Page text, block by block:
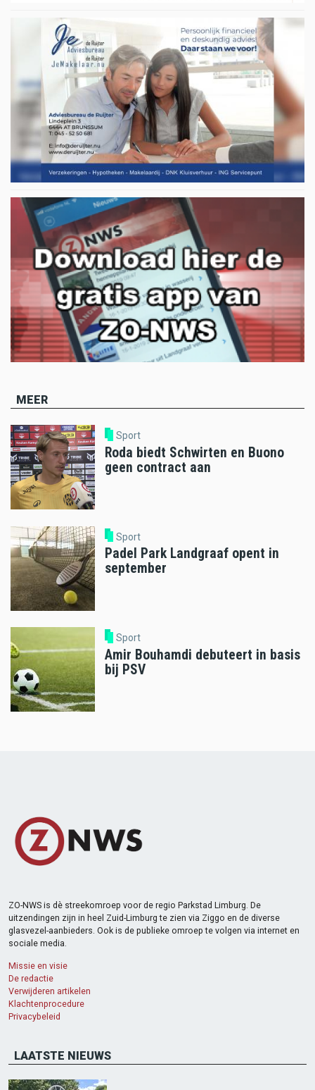
MEER
Sport
Roda biedt Schwirten en Buono
geen contract aan
Sport
Padel Park Landgraaf opent in
september
Sport
Amir Bouhamdi debuteert in basis
bij PSV
ZO-NWS is dè streekomroep voor de regio Parkstad Limburg. De
uitzendingen zijn in heel Zuid-Limburg te zien via Ziggo en de diverse
glasvezel-aanbieders. Ook is de publieke omroep te volgen via internet en
sociale media.
Missie en visie
De redactie
Verwijderen artikelen
Klachtenprocedure
Privacybeleid
LAATSTE NIEUWS